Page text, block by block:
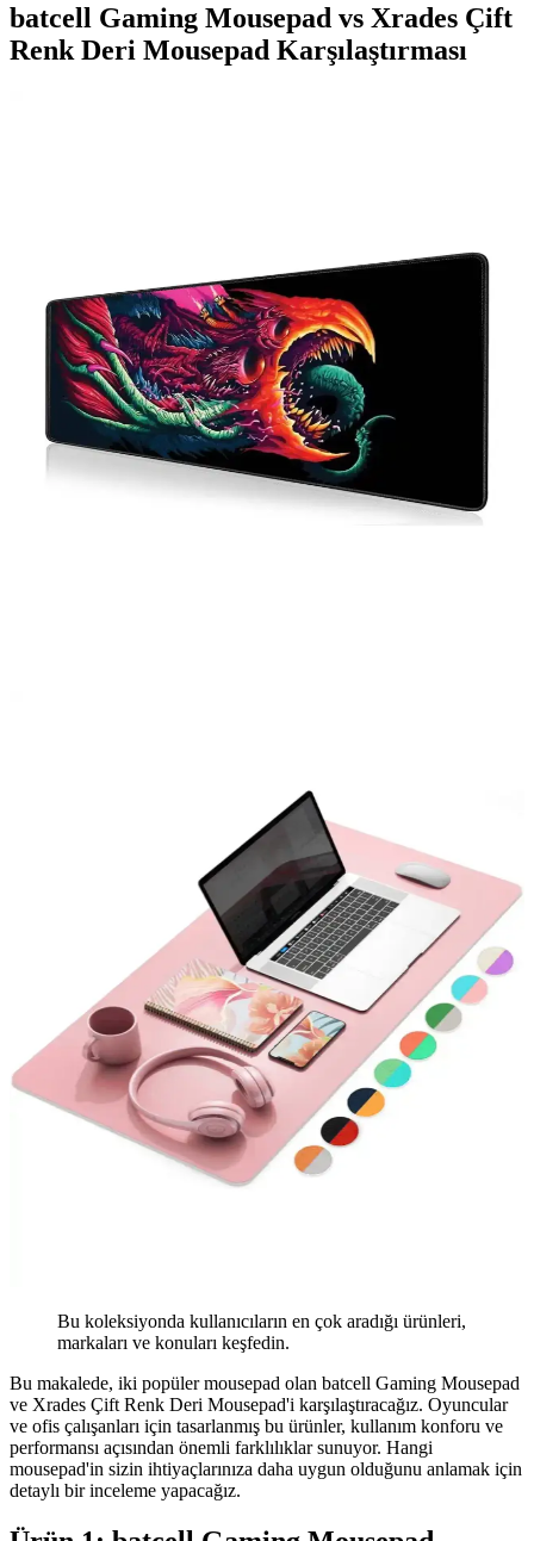
batcell Gaming Mousepad vs Xrades Çift
Renk Deri Mousepad Karşılaştırması
Bu koleksiyonda kullanıcıların en çok aradığı ürünleri,
markaları ve konuları keşfedin.
Bu makalede, iki popüler mousepad olan batcell Gaming Mousepad
ve Xrades Çift Renk Deri Mousepad'i karşılaştıracağız. Oyuncular
ve ofis çalışanları için tasarlanmış bu ürünler, kullanım konforu ve
performansı açısından önemli farklılıklar sunuyor. Hangi
mousepad'in sizin ihtiyaçlarınıza daha uygun olduğunu anlamak için
detaylı bir inceleme yapacağız.